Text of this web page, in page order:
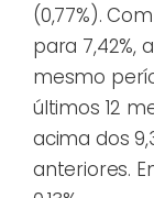
(0,77%).
para 7,42%,
mesmo
últimos 12
acima dos
anteriores.